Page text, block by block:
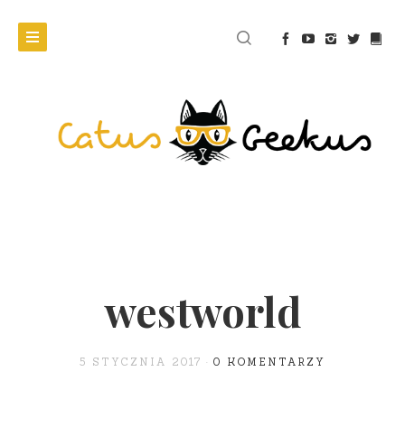
westworld
5 STYCZNIA 2017 0 KOMENTARZY